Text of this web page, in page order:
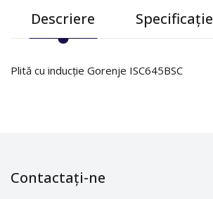
Descriere Specificație
Plită cu inducție Gorenje ISC645BSC
Contactați-ne